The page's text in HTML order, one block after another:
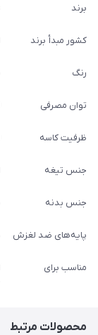
برند
کشور مبدأ برند
رنگ
توان مصرفی
ظرفیت کاسه
جنس تیغه
جنس بدنه
پایه‌های ضد لغزش
مناسب برای
محصولات مرتبط